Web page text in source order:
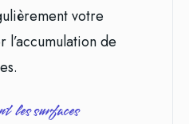
votre
de
les surfaces